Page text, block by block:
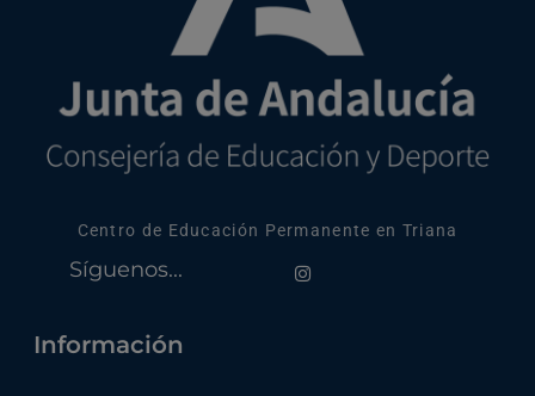
Centro de Educación Permanente en Triana
Síguenos...
Información